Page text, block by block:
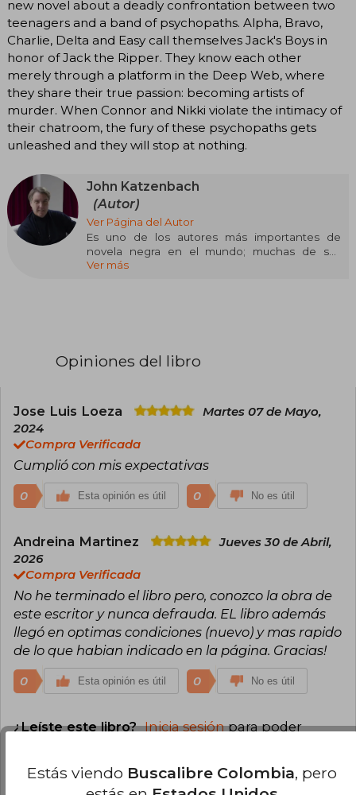
new novel about a deadly confrontation between two
teenagers and a band of psychopaths. Alpha, Bravo,
Charlie, Delta and Easy call themselves Jack's Boys in
honor of Jack the Ripper. They know each other
merely through a platform in the Deep Web, where
they share their true passion: becoming artists of
murder. When Connor and Nikki violate the intimacy of
their chatroom, the fury of these psychopaths gets
unleashed and they will stop at nothing.
John Katzenbach
(Autor)
Ver Página del Autor
Es uno de los autores más importantes de
novela negra en el mundo; muchas de sus
novelas han sido adaptadas al cine y a la
desde su publicación.
Ver más
Opiniones del libro
Jose Luis Loeza
Martes 07 de Mayo,
2024
Compra Verificada
Cumplió con mis expectativas
0 Esta opinión es útil 0 No es útil
Andreina Martinez
Jueves 30 de Abril,
2026
Compra Verificada
No he terminado el libro pero, conozco la obra de
este escritor y nunca defrauda. EL libro además
llegó en optimas condiciones (nuevo) y mas rapido
de lo que habian indicado en la página. Gracias!
0 Esta opinión es útil 0 No es útil
¿Leíste este libro? Inicia sesiónpara poder
100% (2)
Estás viendo Buscalibre Colombia, pero